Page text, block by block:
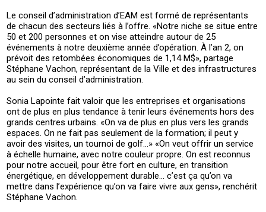
Le conseil d’administration d’EAM est formé de représentants
de chacun des secteurs liés à l’offre. «Notre niche se situe entre
50 et 200 personnes et on vise atteindre autour de 25
événements à notre deuxième année d’opération. À l’an 2, on
prévoit des retombées économiques de 1,14 M$», partage
Stéphane Vachon, représentant de la Ville et des infrastructures
au sein du conseil d’administration.
Sonia Lapointe fait valoir que les entreprises et organisations
ont de plus en plus tendance à tenir leurs événements hors des
grands centres urbains. «On va de plus en plus vers les grands
espaces. On ne fait pas seulement de la formation; il peut y
avoir des visites, un tournoi de golf…» «On veut offrir un service
à échelle humaine, avec notre couleur propre. On est reconnus
pour notre accueil, pour être fort en culture, en transition
énergétique, en développement durable… c’est ça qu’on va
mettre dans l’expérience qu’on va faire vivre aux gens», renchérit
Stéphane Vachon.